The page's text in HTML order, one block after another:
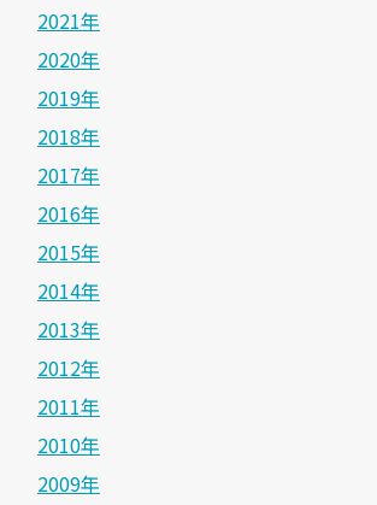
2021年
2020年
2019年
2018年
2017年
2016年
2015年
2014年
2013年
2012年
2011年
2010年
2009年